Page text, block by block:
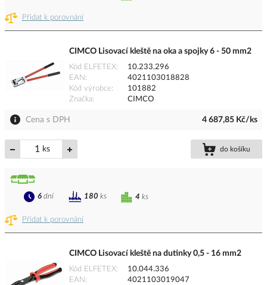
Přidat k porovnání
CIMCO Lisovací kleště na oka a spojky 6 - 50 mm2
Kód ELFETEX
10.233.296
EAN
4021103018828
Kód výrobce
101882
Značka
CIMCO
Cena s DPH 4 687,85 Kč/ks
ks do košíku
Přidat k porovnání
4 ks
6 dní 180 ks
CIMCO Lisovací kleště na dutinky 0,5 - 16 mm2
Kód ELFETEX
10.044.336
EAN
4021103019047